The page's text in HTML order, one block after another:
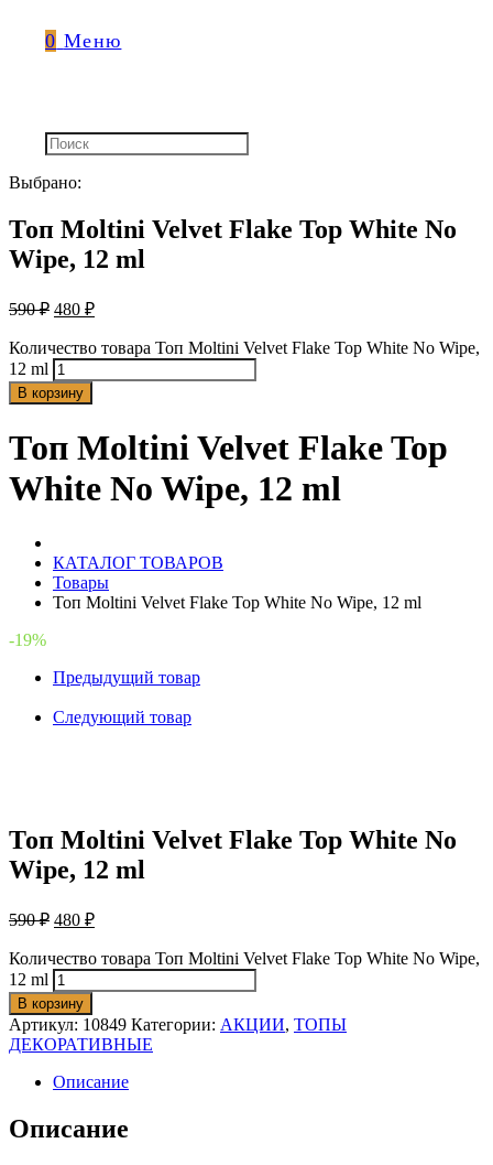
0 Меню
Выбрано:
Топ Moltini Velvet Flake Top White No
Wipe, 12 ml
590₽ 480 ₽
Количество товара Топ Moltini Velvet Flake Top White No Wipe,
12 ml
В корзину
Топ Moltini Velvet Flake Top
White No Wipe, 12 ml
КАТАЛОГ ТОВАРОВ
Товары
Топ Moltini Velvet Flake Top White No Wipe, 12 ml
-19%
Предыдущий товар
Следующий товар
Топ Moltini Velvet Flake Top White No
Wipe, 12 ml
590₽ 480 ₽
Количество товара Топ Moltini Velvet Flake Top White No Wipe,
12 ml
В корзину
Артикул: 10849 Категории: АКЦИИ, ТОПЫ
ДЕКОРАТИВНЫЕ
Описание
Описание